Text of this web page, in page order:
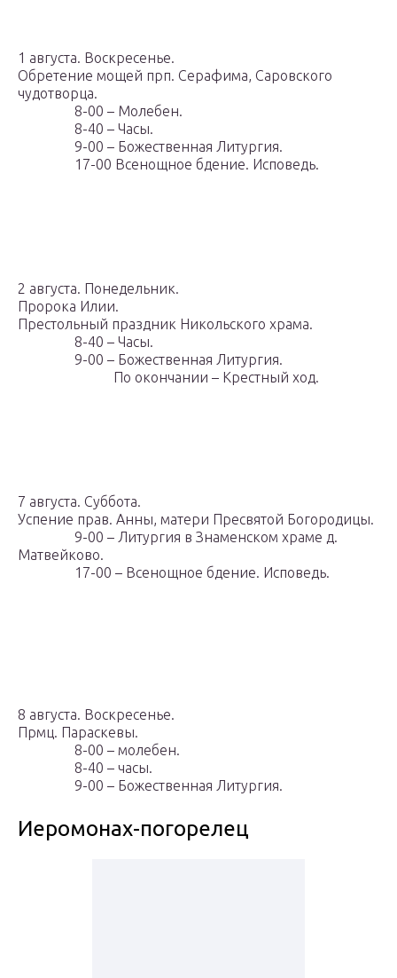
1 августа. Воскресенье.
Обретение мощей прп. Серафима, Саровского
чудотворца.
8-00 – Молебен.
8-40 – Часы.
9-00 – Божественная Литургия.
17-00 Всенощное бдение. Исповедь.
2 августа. Понедельник.
Пророка Илии.
Престольный праздник Никольского храма.
8-40 – Часы.
9-00 – Божественная Литургия.
По окончании – Крестный ход.
7 августа. Суббота.
Успение прав. Анны, матери Пресвятой Богородицы.
9-00 – Литургия в Знаменском храме д.
Матвейково.
17-00 – Всенощное бдение. Исповедь.
8 августа. Воскресенье.
Прмц. Параскевы.
8-00 – молебен.
8-40 – часы.
9-00 – Божественная Литургия.
Иеромонах-погорелец